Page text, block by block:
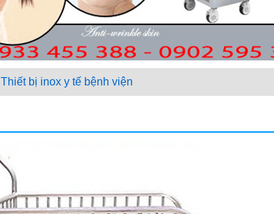
Thiết bị inox y tế bệnh viện